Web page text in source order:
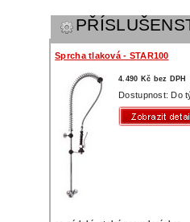
Sprcha tlaková - STAR100
4.490 Kč bez DPH
Dostupnost: Do